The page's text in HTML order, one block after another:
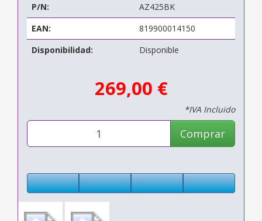
P/N:
AZ425BK
EAN:
819900014150
Disponibilidad:
Disponible
269,00 €
*IVA Incluido
Comprar